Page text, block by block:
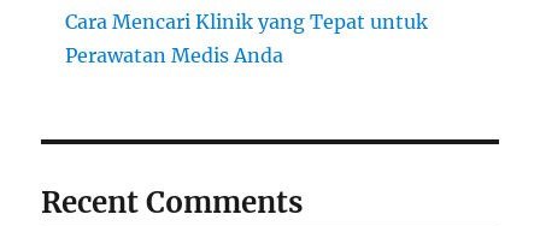
Cara Mencari Klinik yang Tepat untuk
Perawatan Medis Anda
Recent Comments